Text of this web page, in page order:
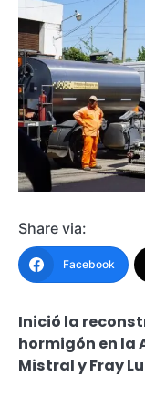
Share via:
Facebook
Inició la
hormigón en la
Mistral y Fray